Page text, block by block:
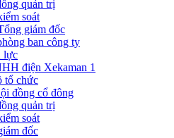
quản trị
soát
giám đốc
ban công ty
lực
điện Xekaman 1
tổ chức
đồng cổ đông
quản trị
soát
đốc